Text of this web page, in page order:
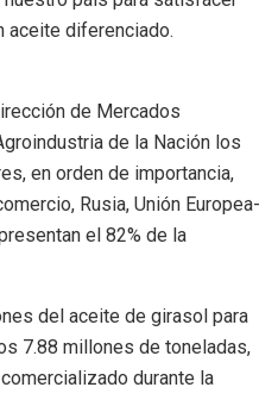
aceite diferenciado.
de Mercados
de la Nación los
en orden de importancia,
Rusia, Unión Europea-
el 82% de la
del aceite de girasol para
7.88 millones de toneladas,
durante la